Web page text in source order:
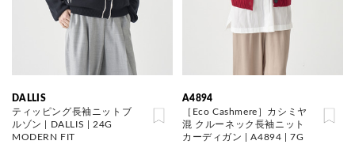
DALLIS
ティッピング長袖ニットブ
ルゾン | DALLIS | 24G
MODERN FIT
A4894
［Eco Cashmere］カシミヤ
混 クルーネック長袖ニット
カーディガン | A4894 | 7G